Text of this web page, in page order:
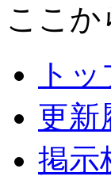
ここ
ト
更新
掲示